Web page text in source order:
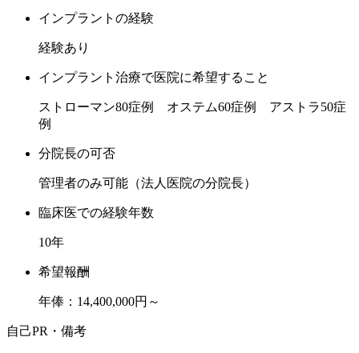
インプラントの経験
経験あり
インプラント治療で医院に希望すること
ストローマン80症例 オステム60症例 アストラ50症
例
分院長の可否
管理者のみ可能（法人医院の分院長）
臨床医での経験年数
10年
希望報酬
年俸：14,400,000円～
自己PR・備考